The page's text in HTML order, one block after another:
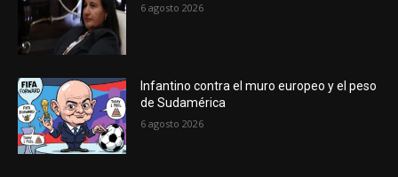
6 agosto 2026
Infantino contra el muro europeo y el peso
de Sudamérica
6 agosto 2026